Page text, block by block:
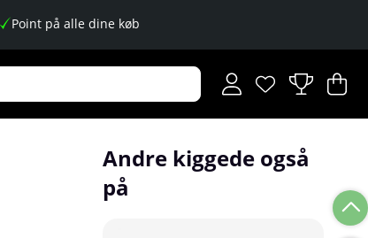
Point på alle dine køb
Ønskeliste
Antal på
.
.
Andre kiggede også
på